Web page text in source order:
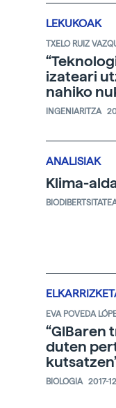
LEKUKOAK
TXELO RUIZ
izateari
nahiko
INGENIARITZA
ANALISIAK
Klima-
EVA POVEDA
“GIBaren
duten
BIOLOGIA 2017-